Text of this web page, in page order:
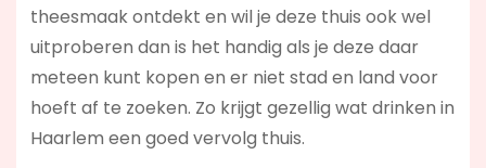
theesmaak ontdekt en wil je deze thuis ook wel
uitproberen dan is het handig als je deze daar
meteen kunt kopen en er niet stad en land voor
hoeft af te zoeken. Zo krijgt gezellig wat drinken in
Haarlem een goed vervolg thuis.